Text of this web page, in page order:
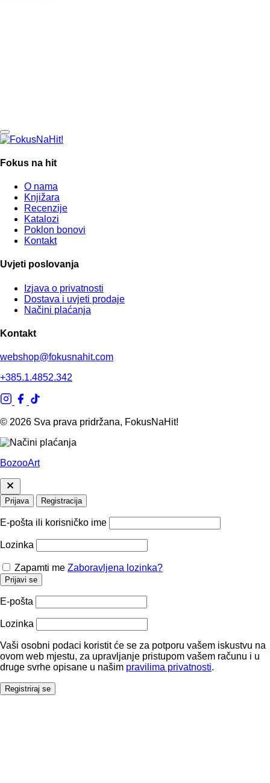
Fokus na hit
O nama
Knjižara
Recenzije
Katalozi
Poklon bonovi
Kontakt
Uvjeti poslovanja
Izjava o privatnosti
Dostava i uvjeti prodaje
Načini plaćanja
Kontakt
webshop@fokusnahit.com
+385.1.4852.342
© 2026 Sva prava pridržana, FokusNaHit!
BozooArt
Prijava Registracija
E-pošta ili korisničko ime
Lozinka
Zapamti me Zaboravljena lozinka?
Prijavi se
E-pošta
Lozinka
Vaši osobni podaci koristit će se za potporu vašem iskustvu na
ovom web mjestu, za upravljanje pristupom vašem računu i u
druge svrhe opisane u našim pravilima privatnosti.
Registriraj se